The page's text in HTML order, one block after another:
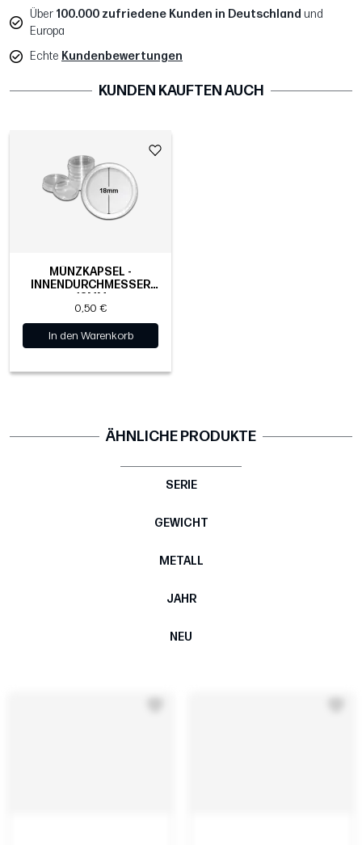
Über 100.000 zufriedene Kunden in Deutschland und
Europa
Echte Kundenbewertungen
KUNDEN KAUFTEN AUCH
MÜNZKAPSEL -
INNENDURCHMESSER
18MM
0,50 €
In den Warenkorb
ÄHNLICHE PRODUKTE
SERIE
GEWICHT
METALL
JAHR
NEU